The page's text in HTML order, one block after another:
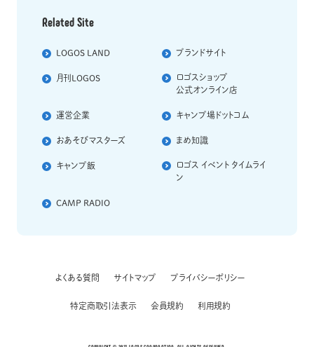
Related Site
LOGOS LAND ブランドサイト
⽉刊LOGOS
ロゴスショップ
公式オンライン店
運営企業 キャンプ場ドットコム
おあそびマスターズ まめ知識
キャンプ飯
ロゴス イベント タイムライ
ン
CAMP RADIO
よくある質問 サイトマップ プライバシーポリシー
特定商取引法表⽰ 会員規約 利⽤規約